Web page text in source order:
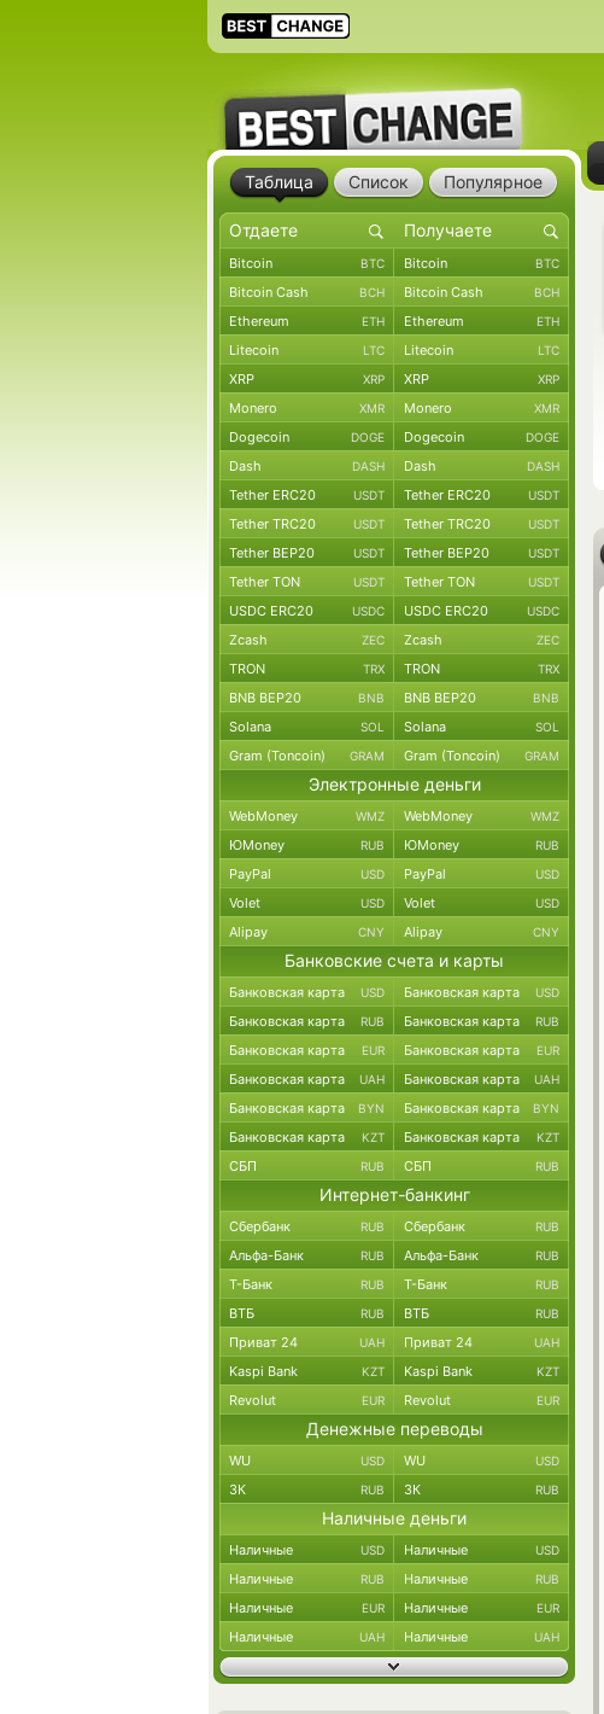
Таблица Список Популярное
Bitcoin BTC Bitcoin BTC
Bitcoin Cash BCH Bitcoin Cash BCH
Ethereum ETH Ethereum ETH
Litecoin LTC Litecoin LTC
XRP XRP XRP XRP
Monero XMR Monero XMR
Dogecoin DOGE Dogecoin DOGE
Dash DASH Dash DASH
Tether ERC20 USDT Tether ERC20 USDT
Tether TRC20 USDT Tether TRC20 USDT
Tether BEP20 USDT Tether BEP20 USDT
Tether TON USDT Tether TON USDT
USDC ERC20 USDC USDC ERC20 USDC
Zcash ZEC Zcash ZEC
TRON TRX TRON TRX
BNB BEP20 BNB BNB BEP20 BNB
Solana SOL Solana SOL
Gram (Toncoin) GRAM Gram (Toncoin) GRAM
Электронные деньги
WebMoney WMZ WebMoney WMZ
ЮMoney RUB ЮMoney RUB
PayPal USD PayPal USD
Volet USD Volet USD
Alipay CNY Alipay CNY
Банковские счета и карты
Банковская карта USD Банковская карта USD
Банковская карта RUB Банковская карта RUB
Банковская карта EUR Банковская карта EUR
Банковская карта UAH Банковская карта UAH
Банковская карта BYN Банковская карта BYN
Банковская карта KZT Банковская карта KZT
СБП RUB СБП RUB
Интернет-банкинг
Сбербанк RUB Сбербанк RUB
Альфа-Банк RUB Альфа-Банк RUB
Т-Банк RUB Т-Банк RUB
ВТБ RUB ВТБ RUB
Приват 24 UAH Приват 24 UAH
Kaspi Bank KZT Kaspi Bank KZT
Revolut EUR Revolut EUR
Денежные переводы
WU USD WU USD
ЗК RUB ЗК RUB
Наличные деньги
Наличные USD Наличные USD
Наличные RUB Наличные RUB
Наличные EUR Наличные EUR
Наличные UAH Наличные UAH